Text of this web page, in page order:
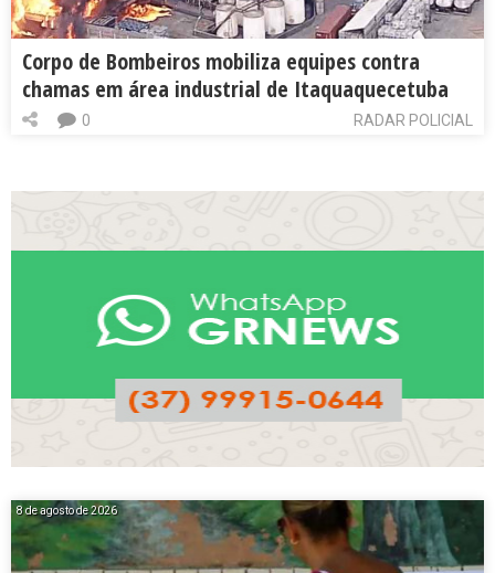
Corpo de Bombeiros mobiliza equipes contra
chamas em área industrial de Itaquaquecetuba
RADAR POLICIAL
0
8 de agosto de 2026